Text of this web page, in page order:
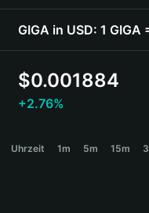
Português (Portugal)
Bahasa Indonesia
ภาษาไทย
Español
Español (Argentina)
GIGA in USD: 1 GIGA
$0.001884
+2.76%
Uhrzeit 1m 5m 15m